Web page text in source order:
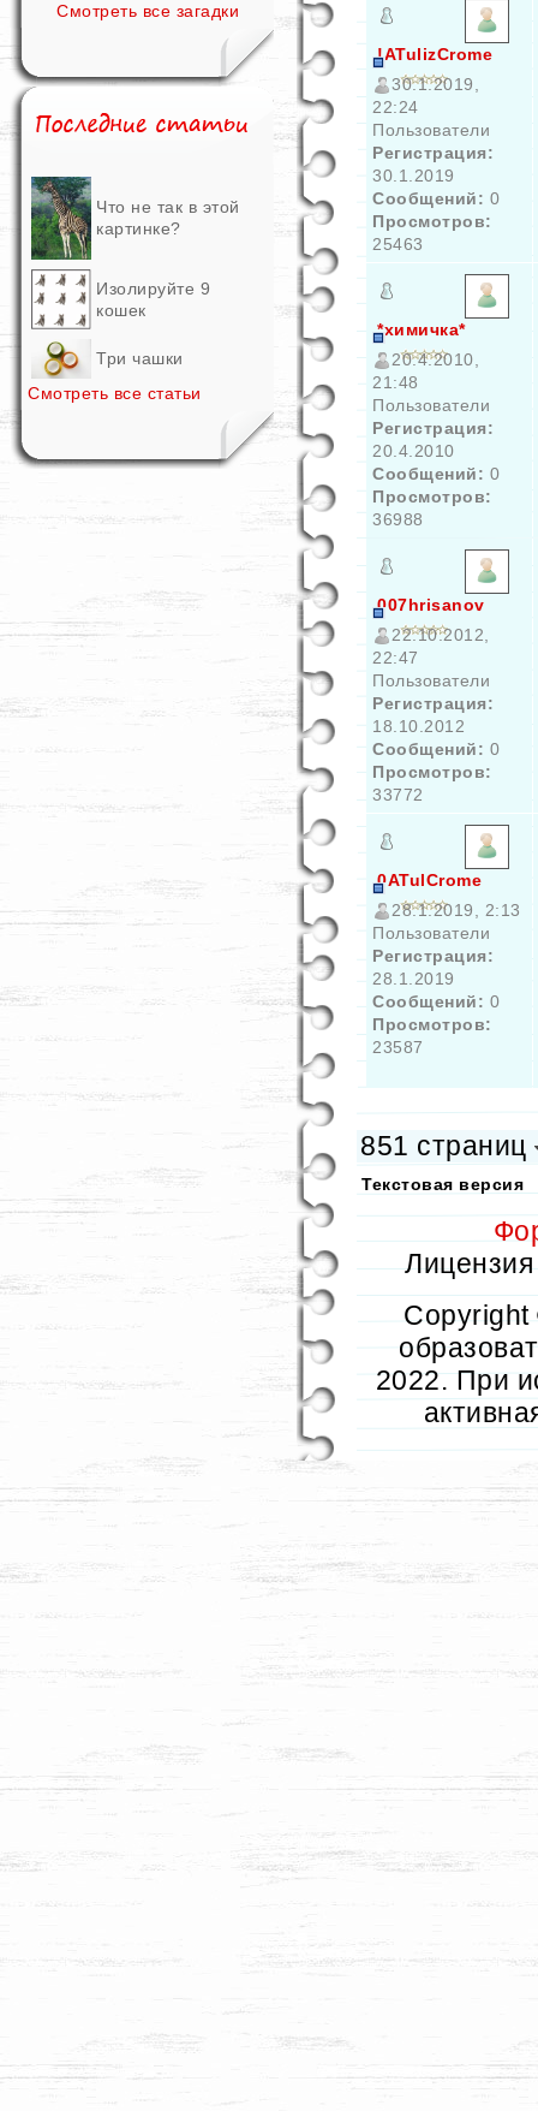
Смотреть все загадки
Что не так в этой
картинке?
Изолируйте 9
кошек
Три чашки
Смотреть все статьи
!ATulizCrome
30.1.2019,
22:24
Пользователи
Регистрация:
30.1.2019
Сообщений: 0
Просмотров:
25463
*химичка*
20.4.2010,
21:48
Пользователи
Регистрация:
20.4.2010
Сообщений: 0
Просмотров:
36988
007hrisanov
22.10.2012,
22:47
Пользователи
Регистрация:
18.10.2012
Сообщений: 0
Просмотров:
33772
0ATulCrome
28.1.2019, 2:13
Пользователи
Регистрация:
28.1.2019
Сообщений: 0
Просмотров:
23587
851 страниц
Текстовая версия
2022. При